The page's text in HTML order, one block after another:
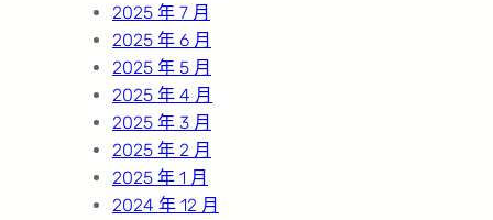
2025 年 7 月
2025 年 6 月
2025 年 5 月
2025 年 4 月
2025 年 3 月
2025 年 2 月
2025 年 1 月
2024 年 12 月